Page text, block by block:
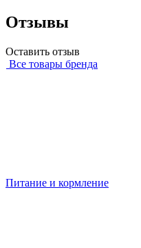
Отзывы
Оставить отзыв
Все товары бренда
Питание и кормление